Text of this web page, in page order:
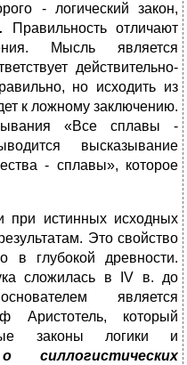
- логический закон,
Правильность отличают
Мысль является
действительно­
но исходить из
к ложному заключению.
«Все сплавы -
высказывание
- сплавы», которое
при истинных исходных
Это свойство
в глубокой древности.
сложилась в IV в. до
является
Аристотель, который
законы логи­ки и
силлогистических